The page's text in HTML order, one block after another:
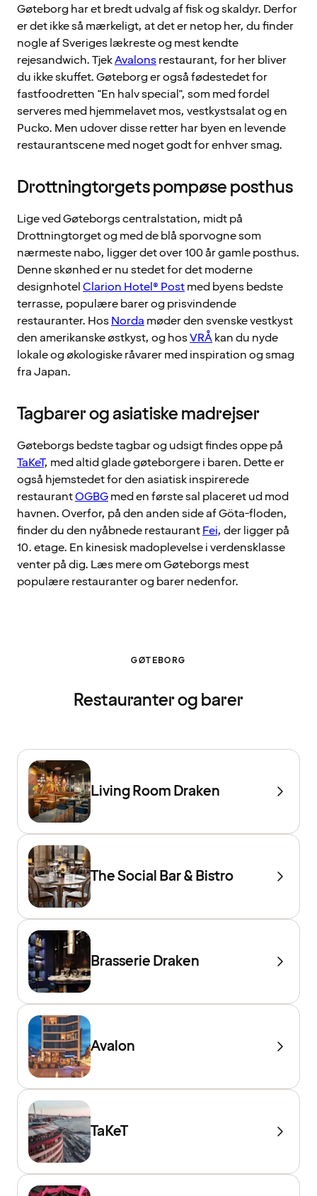
Gøteborg har et bredt udvalg af fisk og skaldyr. Derfor
er det ikke så mærkeligt, at det er netop her, du finder
nogle af Sveriges lækreste og mest kendte
rejesandwich. TjekAvalonsrestaurant, for her bliver
du ikke skuffet. Gøteborg er også fødestedet for
fastfoodretten "En halv special", som med fordel
serveres med hjemmelavet mos, vestkystsalat og en
Pucko. Men udover disse retter har byen en levende
restaurantscene med noget godt for enhver smag.
Drottningtorgets pompøse posthus
Lige ved Gøteborgs centralstation, midt på
Drottningtorget og med de blå sporvogne som
nærmeste nabo, ligger det over 100 år gamle posthus.
Denne skønhed er nu stedet for det moderne
designhotelClarion Hotel® Postmed byens bedste
terrasse, populære barer og prisvindende
restauranter. HosNorda møder den svenske vestkyst
den amerikanske østkyst, og hosVRÅkan du nyde
lokale og økologiske råvarer med inspiration og smag
fra Japan.
Tagbarer og asiatiske madrejser
Gøteborgs bedste tagbar og udsigt findes oppe på
TaKeT, med altid glade gøteborgere i baren. Dette er
også hjemstedet for den asiatisk inspirerede
restaurantOGBGmed en første sal placeret ud mod
havnen. Overfor, på den anden side af Göta-floden,
finder du den nyåbnede restaurantFei, der ligger på
10. etage. En kinesisk madoplevelse i verdensklasse
venter på dig. Læs mere om Gøteborgs mest
populære restauranter og barer nedenfor.
GØTEBORG
Restauranter og barer
Living Room Draken
The Social Bar & Bistro
Brasserie Draken
Avalon
TaKeT